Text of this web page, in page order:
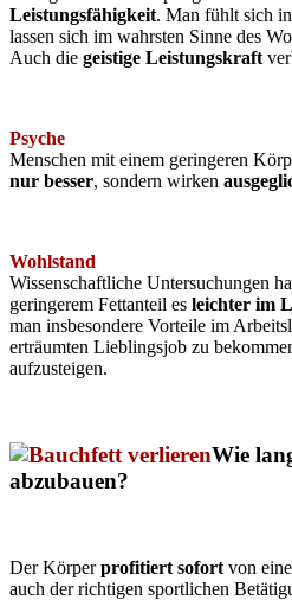
Leistungsfähigkeit. Man fühlt sich
lassen sich im wahrsten Sinne des
Auch die geistige Leistungskraft
Psyche
Menschen mit einem geringeren
nur besser, sondern wirken
Wohlstand
Wissenschaftliche Untersuchungen
geringerem Fettanteil es leichter im
man insbesondere Vorteile im
erträumten Lieblingsjob zu
aufzusteigen.
Wie
abzubauen?
Der Körperprofitiert sofort von
auch der richtigen sportlichen